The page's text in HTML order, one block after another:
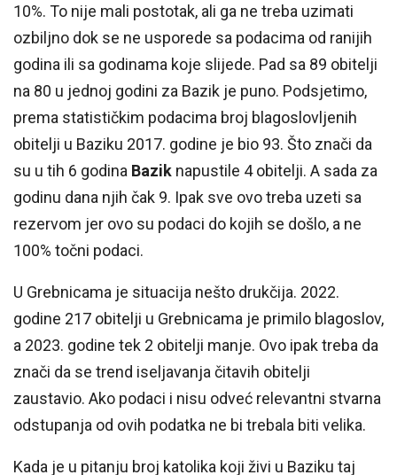
10%. To nije mali postotak, ali ga ne treba uzimati
ozbiljno dok se ne usporede sa podacima od ranijih
godina ili sa godinama koje slijede. Pad sa 89 obitelji
na 80 u jednoj godini za Bazik je puno. Podsjetimo,
prema statističkim podacima broj blagoslovljenih
obitelji u Baziku 2017. godine je bio 93. Što znači da
su u tih 6 godina Bazik napustile 4 obitelji. A sada za
godinu dana njih čak 9. Ipak sve ovo treba uzeti sa
rezervom jer ovo su podaci do kojih se došlo, a ne
100% točni podaci.
U Grebnicama je situacija nešto drukčija. 2022.
godine 217 obitelji u Grebnicama je primilo blagoslov,
a 2023. godine tek 2 obitelji manje. Ovo ipak treba da
znači da se trend iseljavanja čitavih obitelji
zaustavio. Ako podaci i nisu odveć relevantni stvarna
odstupanja od ovih podatka ne bi trebala biti velika.
Kada je u pitanju broj katolika koji živi u Baziku taj